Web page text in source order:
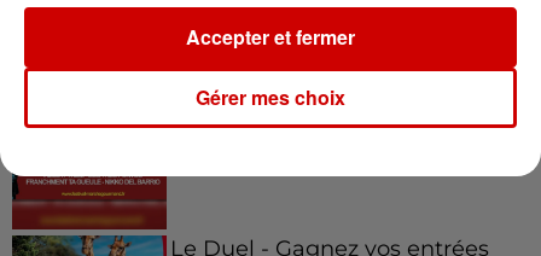
Jeux
Gagnez vos places pour le
festival Marché Gourmand 2026
Le Duel - Gagnez vos entrées
Gérer mes choix
Accepter et fermer